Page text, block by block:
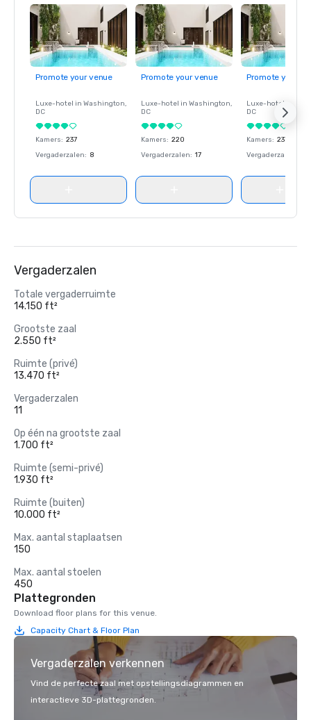
Promote your venue
Luxe-hotel in Washington,
DC
Kamers: 237
Vergaderzalen: 8
Promote your venue
Luxe-hotel in Washington,
DC
Kamers: 220
Vergaderzalen: 17
Promote your
Luxe-hotel in
DC
Kamers: 237
Vergaderzalen
Vergaderzalen
Totale vergaderruimte
14.150 ft²
Grootste zaal
2.550 ft²
Ruimte (privé)
13.470 ft²
Vergaderzalen
11
Op één na grootste zaal
1.700 ft²
Ruimte (semi-privé)
1.930 ft²
Ruimte (buiten)
10.000 ft²
Max. aantal staplaatsen
150
Max. aantal stoelen
450
Plattegronden
Download floor plans for this venue.
Capacity Chart & Floor Plan
Vergaderzalen verkennen
Vind de perfecte zaal met opstellingsdiagrammen en
interactieve 3D-plattegronden.